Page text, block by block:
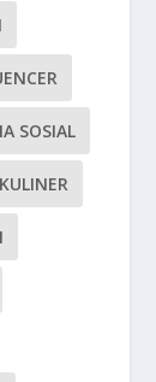
SOSIAL
KULINER